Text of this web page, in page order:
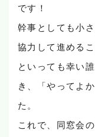
です！
幹事としても小
協力して進める
といっても幸い
き、「やってよ
た。
これで、同窓会